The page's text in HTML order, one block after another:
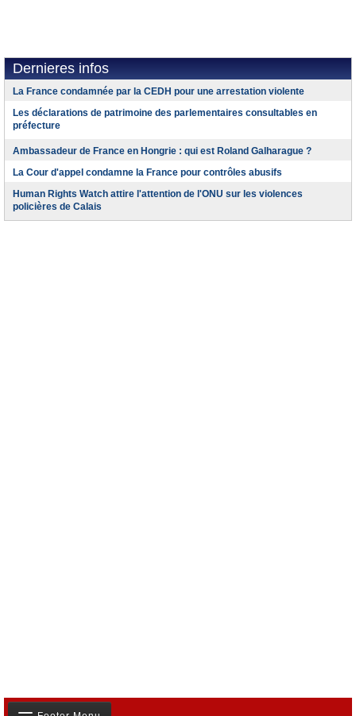
Dernieres infos
La France condamnée par la CEDH pour une arrestation violente
Les déclarations de patrimoine des parlementaires consultables en
préfecture
Ambassadeur de France en Hongrie : qui est Roland Galharague ?
La Cour d'appel condamne la France pour contrôles abusifs
Human Rights Watch attire l'attention de l'ONU sur les violences
policières de Calais